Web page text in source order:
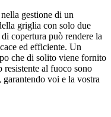
gestione di un
griglia con solo due
copertura può rendere la
ed efficiente. Un
che di solito viene fornito
al fuoco sono
voi e la vostra